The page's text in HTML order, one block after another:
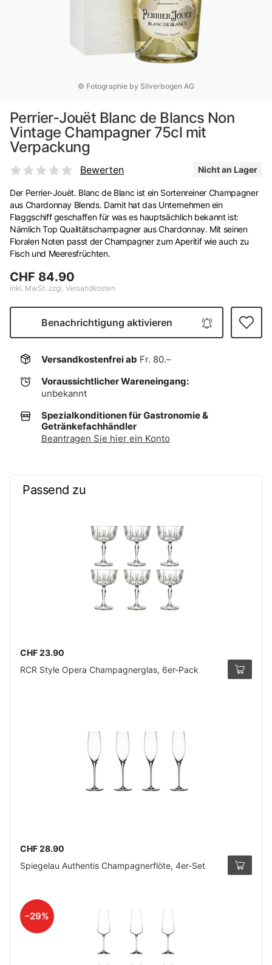
© Fotographie by Silverbogen AG
Perrier-Jouët Blanc de Blancs Non
Vintage Champagner 75cl mit
Verpackung
Bewerten Nicht an Lager
Der Perrier-Jouët. Blanc de Blanc ist ein Sortenreiner Champagner
aus Chardonnay Blends. Damit hat das Unternehmen ein
Flaggschiff geschaffen für was es hauptsächlich bekannt ist:
Nämlich Top Qualitätschampagner aus Chardonnay. Mit seinen
Floralen Noten passt der Champagner zum Aperitif wie auch zu
Fisch und Meeresfrüchten.
CHF 84.90
inkl. MwSt. zzgl. Versandkosten
Benachrichtigung aktivieren
Versandkostenfrei ab Fr. 80.–
Voraussichtlicher Wareneingang:
unbekannt
Spezialkonditionen für Gastronomie &
Getränkefachhändler
Beantragen Sie hier ein Konto
Passend zu
CHF 23.90
RCR Style Opera Champagnerglas, 6er-Pack
CHF 28.90
Spiegelau Authentis Champagnerflöte, 4er-Set
–29%